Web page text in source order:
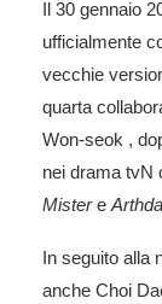
Il 30 gennaio
ufficialmente
vecchie
quarta
Won-seok ,
nei drama tvN
Mistere
In seguito alla
anche Choi